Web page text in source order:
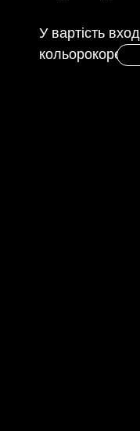
У вартість